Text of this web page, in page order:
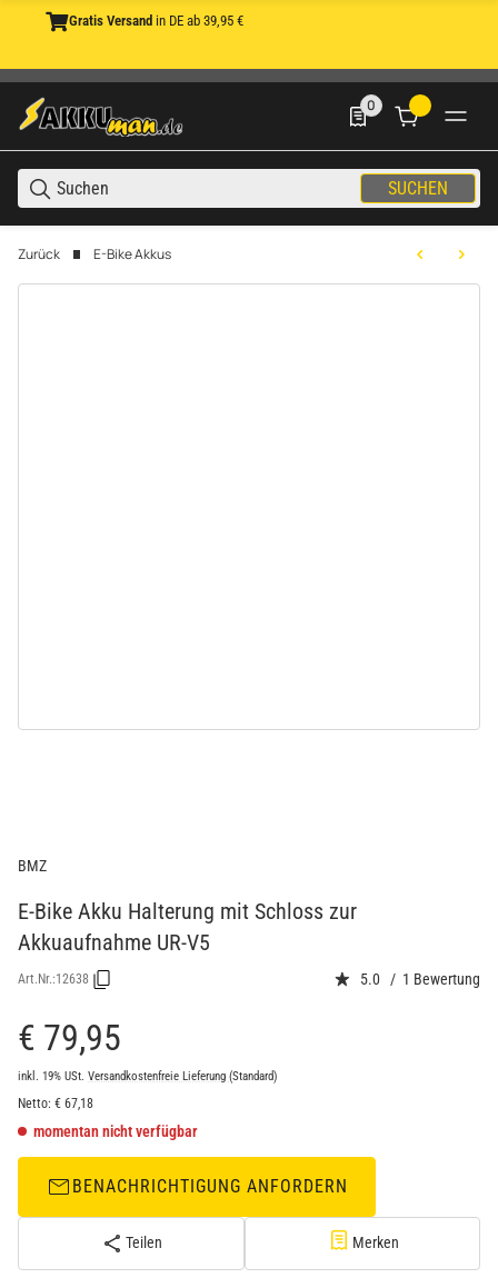
Gratis Versand in DE ab 39,95 €
SUCHEN
0
0 Produkte in der
Zurück E-Bike Akkus
BMZ
E-Bike Akku Halterung mit Schloss zur
Akkuaufnahme UR-V5
Art.Nr.:12638 5.0 / 1 Bewertung
€ 79,95
inkl. 19% USt. Versandkostenfreie Lieferung (Standard)
Netto: € 67,18
momentan nicht verfügbar
BENACHRICHTIGUNG ANFORDERN
Teilen Merken